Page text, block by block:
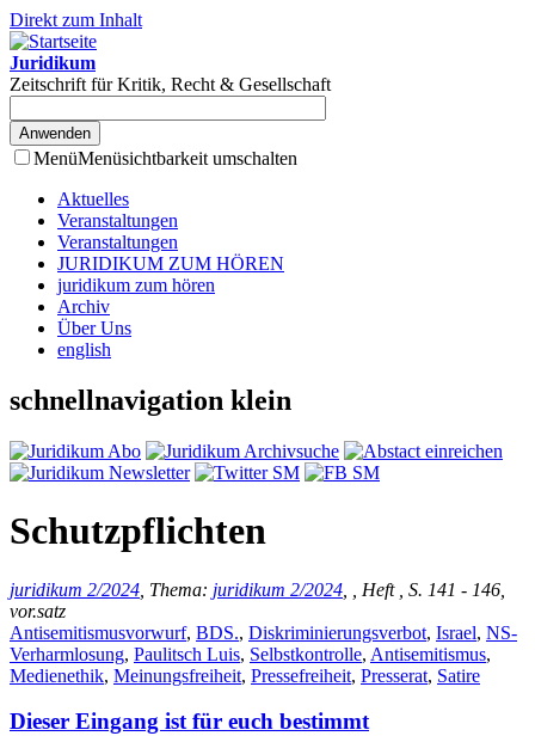
Direkt zum Inhalt
Juridikum
Zeitschrift für Kritik, Recht & Gesellschaft
MenüMenüsichtbarkeit umschalten
Aktuelles
Veranstaltungen
Veranstaltungen
JURIDIKUM ZUM HÖREN
juridikum zum hören
Archiv
Über Uns
english
schnellnavigation klein
Schutzpflichten
juridikum 2/2024 , Thema: juridikum 2/2024 , , Heft , S. 141 - 146,
vor.satz
Antisemitismusvorwurf, BDS., Diskriminierungsverbot, Israel, NS-
Verharmlosung, Paulitsch Luis, Selbstkontrolle, Antisemitismus,
Medienethik, Meinungsfreiheit, Pressefreiheit, Presserat, Satire
Dieser Eingang ist für euch bestimmt